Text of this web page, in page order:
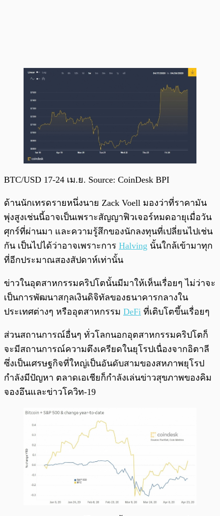
BTC/USD 17-24 เม.ย. Source: CoinDesk BPI
ด้านนักเทรดรายหนึ่งนาย Zack Voell มองว่าที่ราคามัน
พุ่งสูงเช่นนี้อาจเป็นเพราะสัญญาฟิวเจอร์หมดอายุเมื่อวัน
ศุกร์ที่ผ่านมา และความรู้สึกของนักลงทุนที่เปลี่ยนไปเช่น
กัน เป็นไปได้ว่าอาจเพราะการ Halving นั้นใกล้เข้ามาทุก
ที่อีกประมาณสองสัปดาห์เท่านั้น
ข่าวในอุตสาหกรรมคริปโตนั้นมีมาให้เห็นเรื่อยๆ ไม่ว่าจะ
เป็นการพัฒนาสกุลเงินดิจิทัลของธนาคารกลางใน
ประเทศต่างๆ หรืออุตสาหกรรม DeFi ที่เติบโตขึ้นเรื่อยๆ
ส่วนสถานการณ์อื่นๆ ทั่วโลกนอกอุตสาหกรรมคริปโตก็
จะมีสถานการณ์ความตึงเครียดในยุโรปเนื่องจากอิตาลี
ซึ่งเป็นเศรษฐกิจที่ใหญ่เป็นอันดับสามของสหภาพยุโรป
กำลังมีปัญหา ตลาดเอเชียก็กำลังเล่นข่าวสุขภาพของคิม
จองอึนและข่าวโควิท-19